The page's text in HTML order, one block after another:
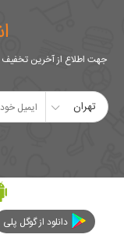
جهت اطلاع از آخرین تخفیف
تهران
دانلود از گوگل پلی